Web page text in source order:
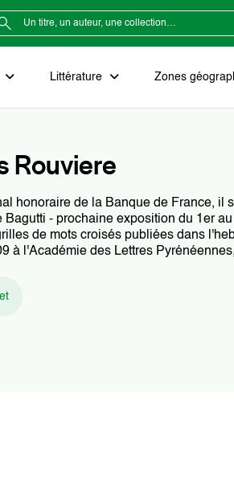
Littérature Zones
Rouviere
honoraire de la Banque de France, il
Bagutti - prochaine exposition du 1er
de mots croisés publiées dans
à l'Académie des Lettres